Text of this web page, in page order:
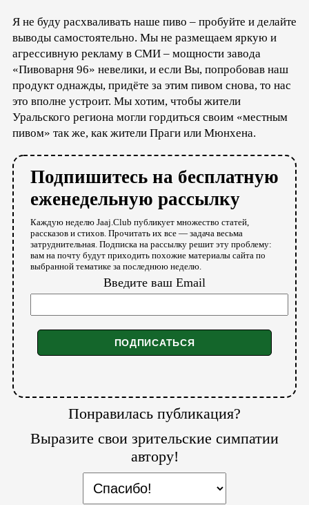
Я не буду расхваливать наше пиво – пробуйте и делайте
выводы самостоятельно. Мы не размещаем яркую и
агрессивную рекламу в СМИ – мощности завода
«Пивоварня 96» невелики, и если Вы, попробовав наш
продукт однажды, придёте за этим пивом снова, то нас
это вполне устроит. Мы хотим, чтобы жители
Уральского региона могли гордиться своим «местным
пивом» так же, как жители Праги или Мюнхена.
Подпишитесь на бесплатную
еженедельную рассылку
Каждую неделю Jaaj.Club публикует множество статей,
рассказов и стихов. Прочитать их все — задача весьма
затруднительная. Подписка на рассылку решит эту проблему:
вам на почту будут приходить похожие материалы сайта по
выбранной тематике за последнюю неделю.
Введите ваш Email
Понравилась публикация?
Выразите свои зрительские симпатии
автору!